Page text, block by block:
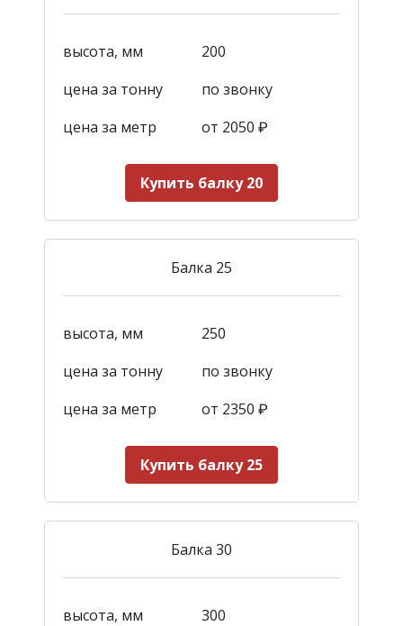
высота, мм
200
цена за тонну
по звонку
цена за метр
от 2050 ₽
Купить балку 20
Балка 25
высота, мм
250
цена за тонну
по звонку
цена за метр
от 2350 ₽
Купить балку 25
Балка 30
высота, мм
300